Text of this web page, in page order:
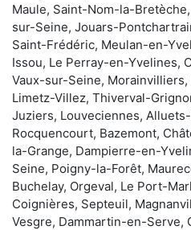
Maule, Saint-Nom-la-
sur-Seine, Jouars-
Saint-Frédéric, Meulan-en-
Issou, Le Perray-en-Yvelines,
Vaux-sur-Seine,
Limetz-Villez, Thiverval-
Juziers, Louveciennes,
Rocquencourt, Bazemont,
la-Grange, Dampierre-en-
Seine, Poigny-la-Forêt,
Buchelay, Orgeval, Le Port-
Coignières, Septeuil,
Vesgre, Dammartin-en-Serve,